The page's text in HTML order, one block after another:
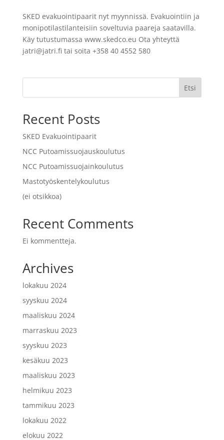
SKED evakuointipaarit nyt myynnissä. Evakuointiin ja
monipotilastilanteisiin soveltuvia paareja saatavilla.
Käy tutustumassa www.skedco.eu Ota yhteyttä
jatri@jatri.fi tai soita +358 40 4552 580
Etsi
Recent Posts
SKED Evakuointipaarit
NCC Putoamissuojauskoulutus
NCC Putoamissuojainkoulutus
Mastotyöskentelykoulutus
(ei otsikkoa)
Recent Comments
Ei kommentteja.
Archives
lokakuu 2024
syyskuu 2024
maaliskuu 2024
marraskuu 2023
syyskuu 2023
kesäkuu 2023
maaliskuu 2023
helmikuu 2023
tammikuu 2023
lokakuu 2022
elokuu 2022